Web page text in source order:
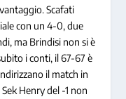
Scafati
con un 4-0, due
ma Brindisi non si è
i conti, il 67-67 è
il match in
Henry del -1 non